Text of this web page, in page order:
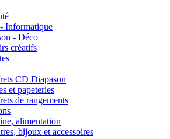
Informatique
- Déco
créatifs
CD Diapason
et papeteries
de rangements
alimentation
bijoux et accessoires